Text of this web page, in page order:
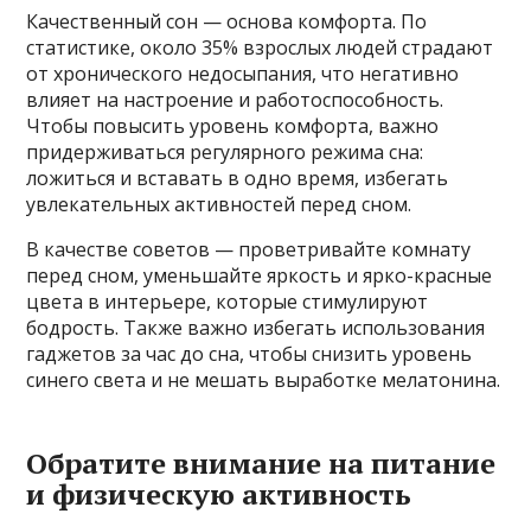
Качественный сон — основа комфорта. По
статистике, около 35% взрослых людей страдают
от хронического недосыпания, что негативно
влияет на настроение и работоспособность.
Чтобы повысить уровень комфорта, важно
придерживаться регулярного режима сна:
ложиться и вставать в одно время, избегать
увлекательных активностей перед сном.
В качестве советов — проветривайте комнату
перед сном, уменьшайте яркость и ярко-красные
цвета в интерьере, которые стимулируют
бодрость. Также важно избегать использования
гаджетов за час до сна, чтобы снизить уровень
синего света и не мешать выработке мелатонина.
Обратите внимание на питание
и физическую активность